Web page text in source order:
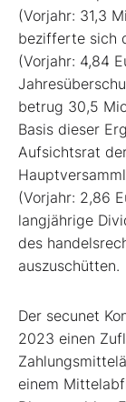
(Vorjahr: 31,3
bezifferte sich
(Vorjahr: 4,84
betrug 30,5
Basis dieser
Aufsichtsrat
(Vorjahr: 2,86
langjährige
des
auszuschütten.
Der secunet
2023 einen
einem